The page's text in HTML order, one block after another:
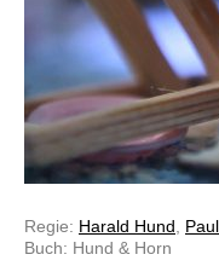
Regie: Harald Hund
Buch: Hund & Horn